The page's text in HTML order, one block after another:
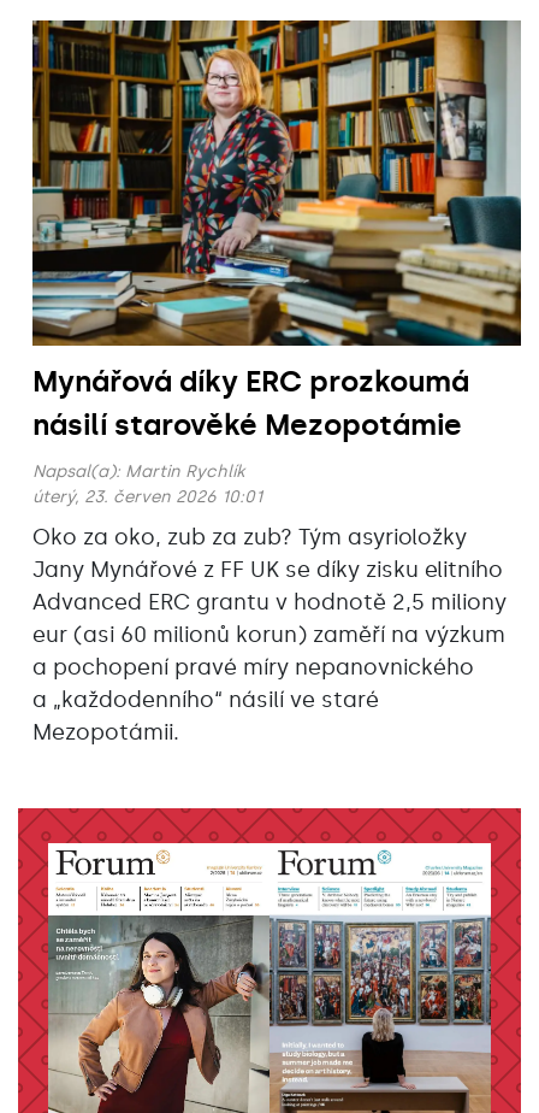
Mynářová díky ERC prozkoumá
násilí starověké Mezopotámie
Napsal(a): Martin Rychlík
úterý, 23. červen 2026 10:01
Oko za oko, zub za zub? Tým asyrioložky
Jany Mynářové z FF UK se díky zisku elitního
Advanced ERC grantu v hodnotě 2,5 miliony
eur (asi 60 milionů korun) zaměří na výzkum
a pochopení pravé míry nepanovnického
a „každodenního“ násilí ve staré
Mezopotámii.